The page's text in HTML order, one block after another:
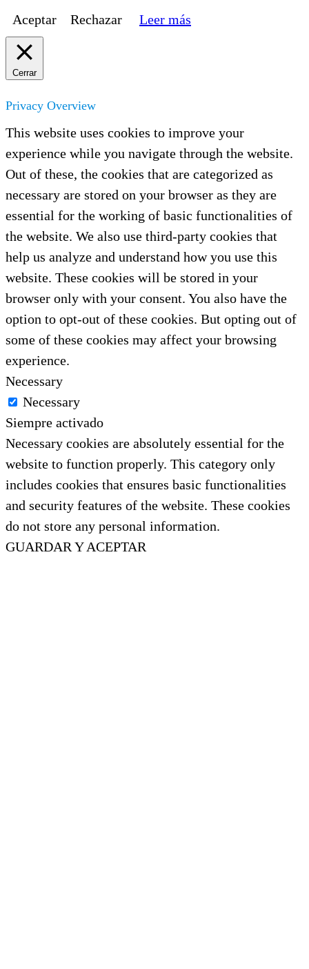
Aceptar
Rechazar Leer más
Cerrar
Privacy Overview
This website uses cookies to improve your
experience while you navigate through the website.
Out of these, the cookies that are categorized as
necessary are stored on your browser as they are
essential for the working of basic functionalities of
the website. We also use third-party cookies that
help us analyze and understand how you use this
website. These cookies will be stored in your
browser only with your consent. You also have the
option to opt-out of these cookies. But opting out of
some of these cookies may affect your browsing
experience.
Necessary
Necessary
Siempre activado
Necessary cookies are absolutely essential for the
website to function properly. This category only
includes cookies that ensures basic functionalities
and security features of the website. These cookies
do not store any personal information.
GUARDAR Y ACEPTAR